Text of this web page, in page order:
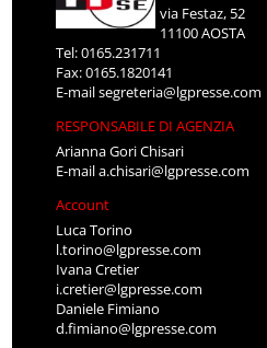
via Festaz, 52
11100 AOSTA
Tel: 0165.231711
Fax: 0165.1820141
E-mailsegreteria@lgpresse.com
RESPONSABILE DI AGENZIA
Arianna Gori Chisari
E-maila.chisari@lgpresse.com
Account
Luca Torino
l.torino@lgpresse.com
Ivana Cretier
i.cretier@lgpresse.com
Daniele Fimiano
d.fimiano@lgpresse.com